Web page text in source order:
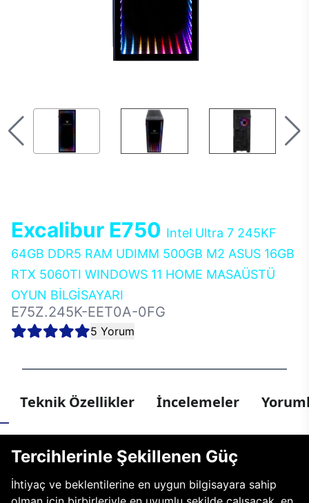
Excalibur E750 Intel Ultra 7 245KF
64GB DDR5 RAM UDIMM 500GB M2 ASUS 16GB
RTX 5060TI WINDOWS 11 HOME MASAÜSTÜ
OYUN BİLGİSAYARI
E75Z.245K-EET0A-0FG
5 Yorum
Teknik Özellikler İncelemeler
Tercihlerinle Şekillenen Güç
İhtiyaç ve beklentilerine en uygun bilgisayara sahip